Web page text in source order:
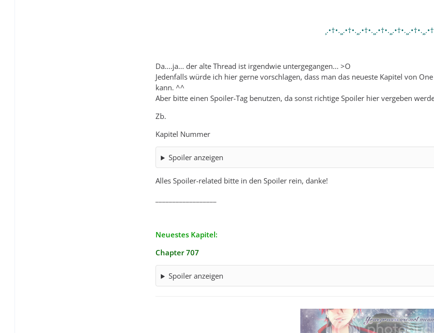
Da....ja... der alte Thread ist irgendwie untergegangen... >O
Jedenfalls würde ich hier gerne vorschlagen, dass man das neueste Kapitel von
kann. ^^
Aber bitte einen Spoiler-Tag benutzen, da sonst richtige Spoiler hier vergeben
Zb.
Kapitel Nummer
Spoiler anzeigen
Alles Spoiler-related bitte in den Spoiler rein, danke!
Neuestes Kapitel:
Chapter 707
Spoiler anzeigen